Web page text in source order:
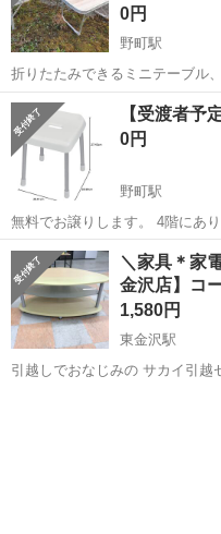
0円
野町駅
折りたたみできるミニテーブル、2つです！ 畑で作
いたので、土汚れあり、サビありです！ 汚れなどを気
使用に関してはまだお使い頂け
かがでしょうか？ 万が一 ...
石川 野町駅
【受渡者予
0円
野町駅
無料でお譲りします。 4階にありますので、ご自身で搬出をお願いい
たします。 お引き取りは3月28日まで可能で
にご連絡ください。
石川 金沢市 野町駅
＼家具＊家
金沢店】コ
1,580円
東金沢駅
引越しでおなじみの サカイ引越センターグループのリサイクルショッ